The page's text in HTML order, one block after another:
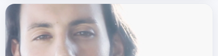
conciertos ‘sold out’ e…